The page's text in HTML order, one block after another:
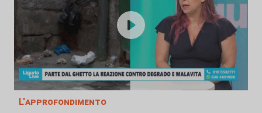
L'approfondimento